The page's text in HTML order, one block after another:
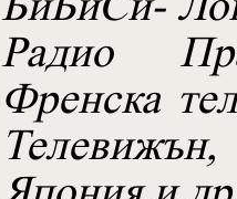
Радио
Френска